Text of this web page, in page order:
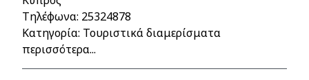
Τηλέφωνα: 25324878
Κατηγορία: Τουριστικά διαμερίσματα
περισσότερα...